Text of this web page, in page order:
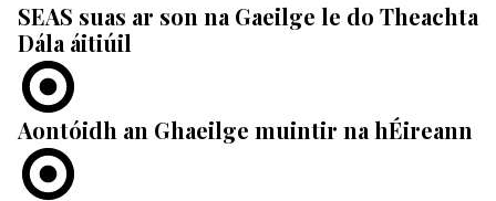
SEAS suas ar son na Gaeilge le do Theachta
Dála áitiúil
Aontóidh an Ghaeilge muintir na hÉireann